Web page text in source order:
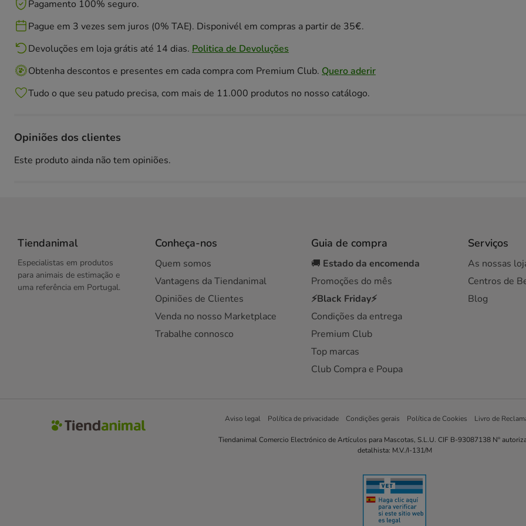
Pagamento 100% seguro.
Pague em 3 vezes sem juros (0% TAE). Disponivél em compras a partir de 35€.
Devoluções em loja grátis até 14 dias. Politica de Devoluções
Obtenha descontos e presentes em cada compra com Premium Club. Quero aderir
Tudo o que seu patudo precisa, com mais de 11.000 produtos no nosso catálogo.
Opiniões dos clientes
Este produto ainda não tem opiniões.
Tiendanimal
Especialistas em produtos
para animais de estimação e
uma referência em Portugal.
Conheça-nos
Quem somos
Vantagens da Tiendanimal
Opiniões de Clientes
Venda no nosso Marketplace
Trabalhe connosco
Guia de compra
🚚 Estado da encomenda
Promoções do mês
⚡Black Friday⚡
Condições da entrega
Premium Club
Top marcas
Club Compra e Poupa
Serviços
As nossas
Centros de
Blog
Aviso legal Política de privacidade Condições gerais Política de Cookies Livro de
Tiendanimal Comercio Electrónico de Artículos para Mascotas, S.L.U. CIF B-93087138 Nº
detalhista: M.V./I-131/M